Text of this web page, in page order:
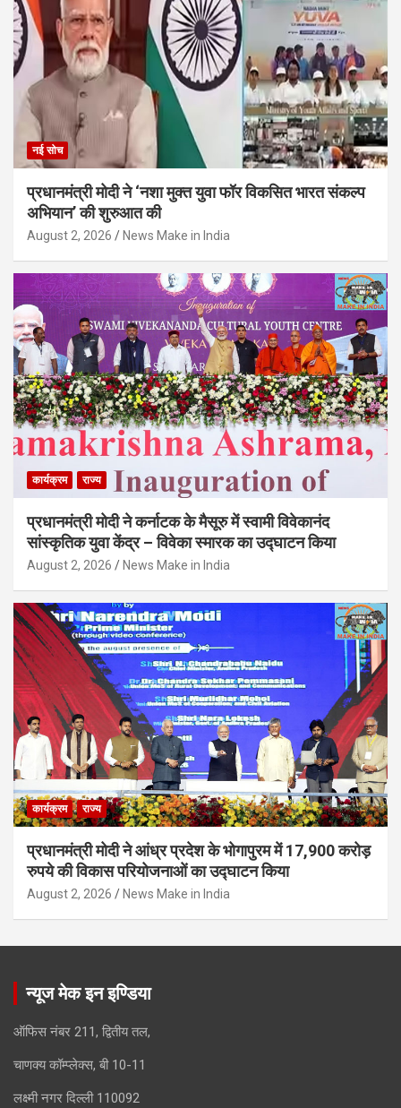
नई सोच
प्रधानमंत्री मोदी ने ‘नशा मुक्त युवा फॉर विकसित भारत संकल्प
अभियान’ की शुरुआत की
August 2, 2026 News Make in India
कार्यक्रम राज्य
प्रधानमंत्री मोदी ने कर्नाटक के मैसूरु में स्वामी विवेकानंद
सांस्कृतिक युवा केंद्र – विवेका स्मारक का उद्घाटन किया
August 2, 2026 News Make in India
कार्यक्रम राज्य
प्रधानमंत्री मोदी ने आंध्र प्रदेश के भोगापुरम में 17,900 करोड़
रुपये की विकास परियोजनाओं का उद्घाटन किया
August 2, 2026 News Make in India
न्यूज मेक इन इण्डिया
ऑफिस नंबर 211, द्वितीय तल,
चाणक्य कॉम्प्लेक्स, बी 10-11
लक्ष्मी नगर दिल्ली 110092